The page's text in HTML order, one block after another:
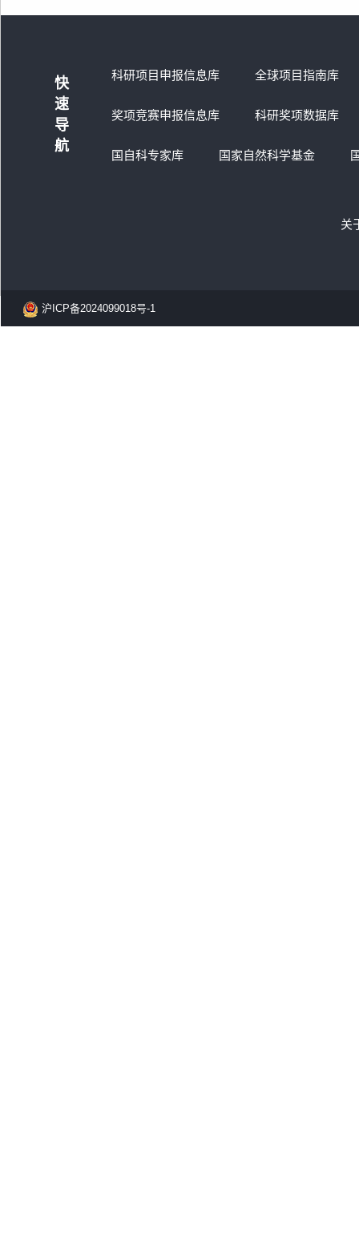
快
速
导
航
科研项目申报信息库 全球项目指南库
奖项竞赛申报信息库 科研奖项数据库
国自科专家库 国家自然科学基金
关
沪ICP备2024099018号-1